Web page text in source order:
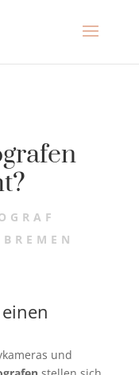
und